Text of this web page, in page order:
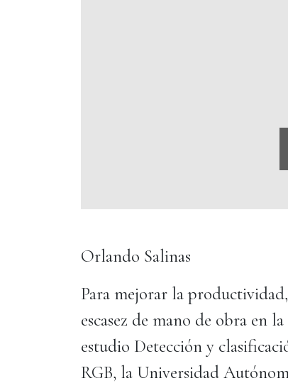
Orlando Salinas
Para mejorar la
escasez de mano de obra en
estudio Detección y
RGB, la Universidad